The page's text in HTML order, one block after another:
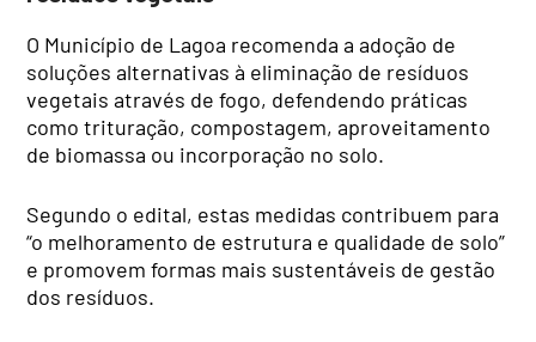
O Município de Lagoa recomenda a adoção de
soluções alternativas à eliminação de resíduos
vegetais através de fogo, defendendo práticas
como trituração, compostagem, aproveitamento
de biomassa ou incorporação no solo.
Segundo o edital, estas medidas contribuem para
“o melhoramento de estrutura e qualidade de solo”
e promovem formas mais sustentáveis de gestão
dos resíduos.